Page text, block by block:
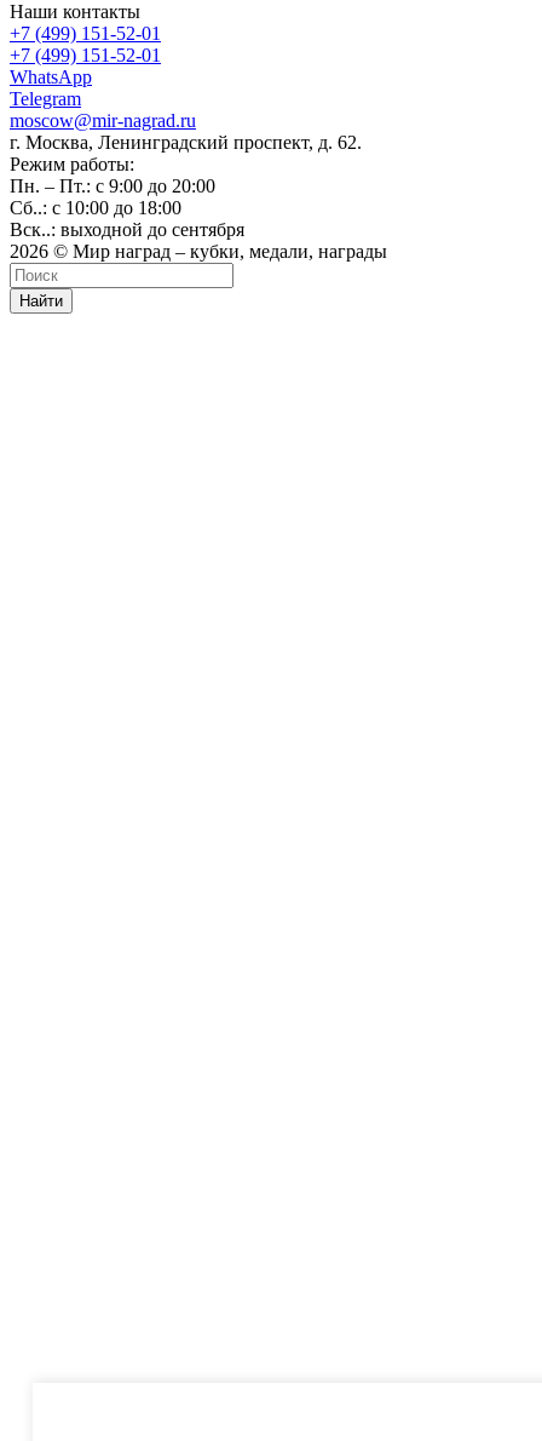
Наши контакты
+7 (499) 151-52-01
+7 (499) 151-52-01
WhatsApp
Telegram
moscow@mir-nagrad.ru
г. Москва, Ленинградский проспект, д. 62.
Режим работы:
Пн. – Пт.: с 9:00 до 20:00
Сб..: с 10:00 до 18:00
Вск..: выходной до сентября
2026 © Мир наград – кубки, медали, награды
Найти